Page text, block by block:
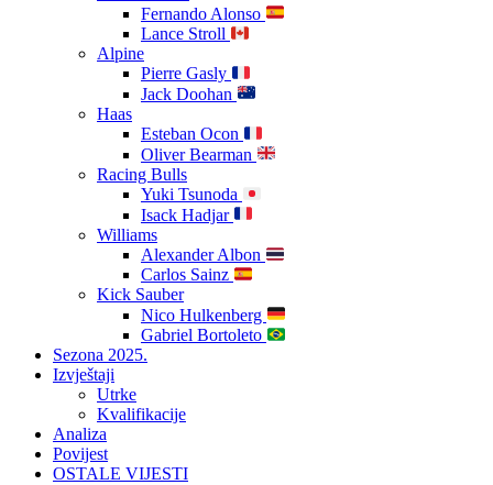
Fernando Alonso
Lance Stroll
Alpine
Pierre Gasly
Jack Doohan
Haas
Esteban Ocon
Oliver Bearman
Racing Bulls
Yuki Tsunoda
Isack Hadjar
Williams
Alexander Albon
Carlos Sainz
Kick Sauber
Nico Hulkenberg
Gabriel Bortoleto
Sezona 2025.
Izvještaji
Utrke
Kvalifikacije
Analiza
Povijest
OSTALE VIJESTI